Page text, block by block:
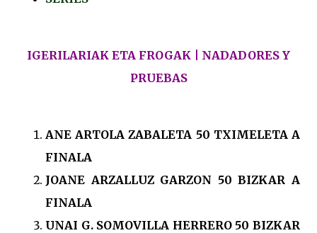
IGERILARIAK ETA FROGAK | NADADORES Y
PRUEBAS
ANE ARTOLA ZABALETA 50 TXIMELETA A
FINALA
JOANE ARZALLUZ GARZON 50 BIZKAR A
FINALA
UNAI G. SOMOVILLA HERRERO 50 BIZKAR